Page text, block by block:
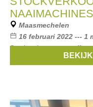
NAAIMACHINES
Maasmechelen
16 februari 2022 --- 1
Stockverkoop van stoffen
Naaimachines. Kortingen